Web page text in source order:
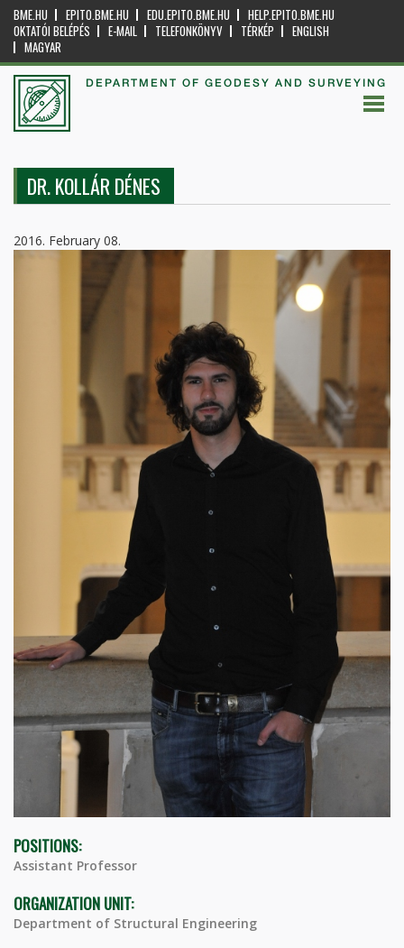
BME.HU EPITO.BME.HU EDU.EPITO.BME.HU
HELP.EPITO.BME.HU
OKTATÓI BELÉPÉS
E-MAIL TELEFONKÖNYV TÉRKÉP
ENGLISH
MAGYAR
DEPARTMENT OF GEODESY AND SURVEYING
DR. KOLLÁR DÉNES
2016. February 08.
POSITIONS:
Assistant Professor
ORGANIZATION UNIT:
Department of Structural Engineering